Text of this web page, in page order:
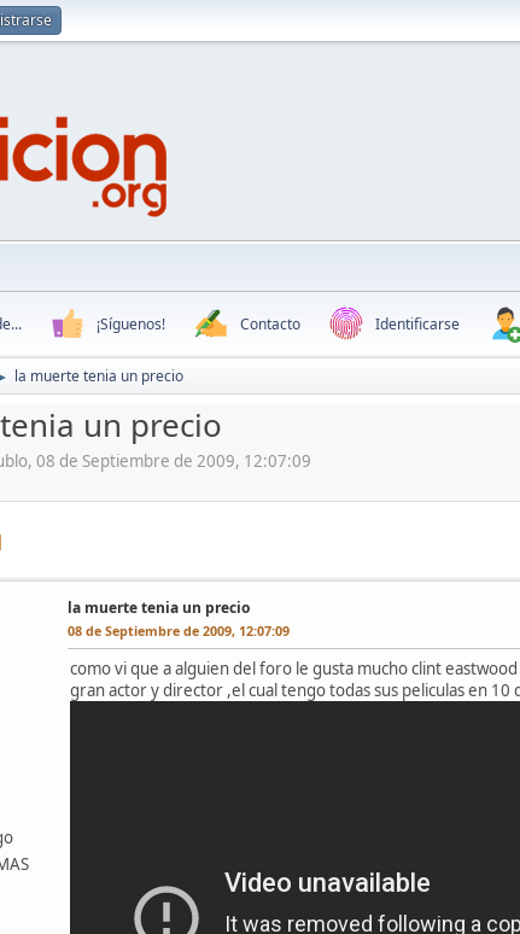
¡Síguenos! Contacto Identificarse
► la muerte tenia un precio
un precio
08 de Septiembre de 2009, 12:07:09
la muerte tenia un precio
08 de Septiembre de 2009, 12:07:09
como vi que a alguien del foro le gusta mucho clint
gran actor y director ,el cual tengo todas sus peliculas en 10